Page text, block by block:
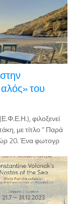
του
φιλοξενεί
με τίτλο “ Παρά
20. Ένα φωτογρ